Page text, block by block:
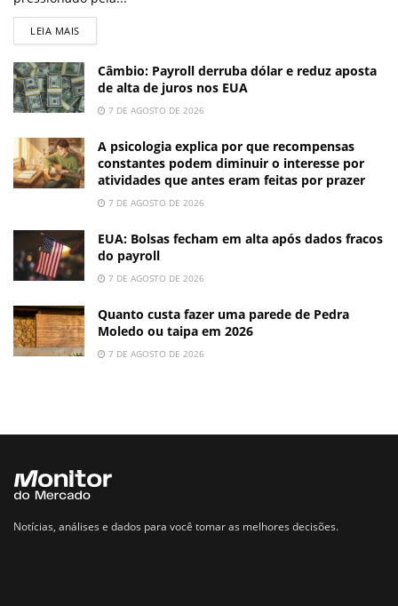
LEIA MAIS
Câmbio: Payroll derruba dólar e reduz aposta
de alta de juros nos EUA
7 DE AGOSTO DE 2026
A psicologia explica por que recompensas
constantes podem diminuir o interesse por
atividades que antes eram feitas por prazer
7 DE AGOSTO DE 2026
EUA: Bolsas fecham em alta após dados fracos
do payroll
7 DE AGOSTO DE 2026
Quanto custa fazer uma parede de Pedra
Moledo ou taipa em 2026
7 DE AGOSTO DE 2026
Notícias, análises e dados para você tomar as melhores decisões.